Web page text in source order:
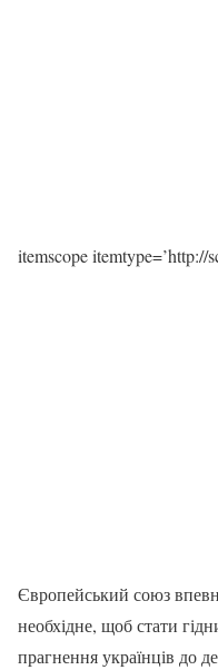
itemscope itemtype=’http://
Європейський союз
необхідне, щоб стати
прагнення українців до